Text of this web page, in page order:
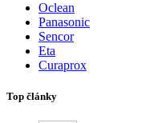
Oclean
Panasonic
Sencor
Eta
Curaprox
Top články